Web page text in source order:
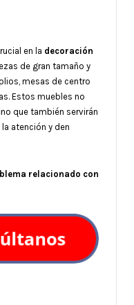
en la decoración
de gran tamaño y
mesas de centro
Estos muebles no
que también servirán
atención y den
relacionado con